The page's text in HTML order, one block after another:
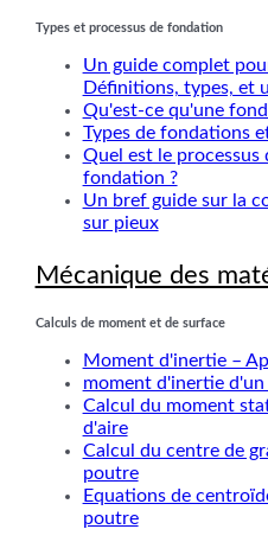
Types et processus de fondation
Un guide complet
Définitions, types, et
Qu'est-ce qu'une
Types de fondations
Quel est le
fondation ?
Un bref guide sur la
sur pieux
Mécanique des
Calculs de moment et de surface
Moment d'inertie –
moment d'inertie d'un
Calcul du moment
d'aire
Calcul du centre de
poutre
Equations de
poutre